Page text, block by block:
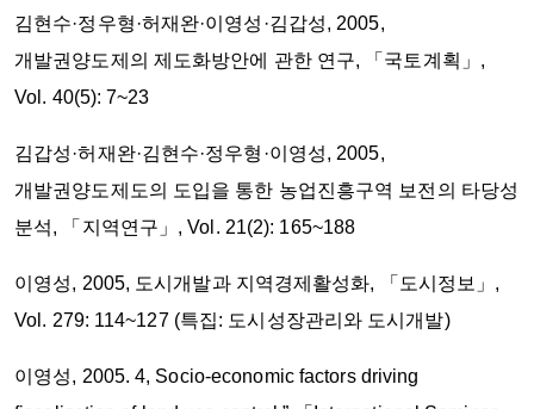
김현수·정우형·허재완·이영성·김갑성, 2005,
개발권양도제의 제도화방안에 관한 연구, 「국토계획」,
Vol. 40(5): 7~23
김갑성·허재완·김현수·정우형·이영성, 2005,
개발권양도제도의 도입을 통한 농업진흥구역 보전의 타당성
분석, 「지역연구」, Vol. 21(2): 165~188
이영성, 2005, 도시개발과 지역경제활성화, 「도시정보」,
Vol. 279: 114~127 (특집: 도시성장관리와 도시개발)
이영성, 2005. 4, Socio-economic factors driving